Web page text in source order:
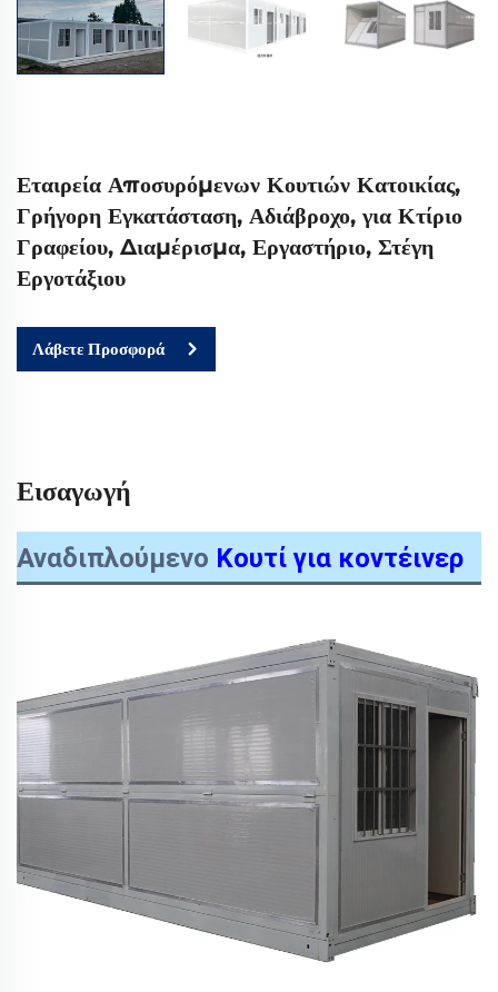
Εταιρεία Αποσυρόμενων Κουτιών Κατοικίας,
Γρήγορη Εγκατάσταση, Αδιάβροχο, για Κτίριο
Γραφείου, Διαμέρισμα, Εργαστήριο, Στέγη
Εργοτάξιου
Λάβετε Προσφορά
Εισαγωγή
Αναδιπλούμενο Κουτί για κοντέινερ